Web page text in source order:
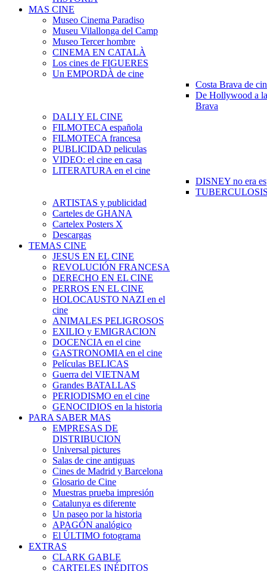
MAS CINE
Museo Cinema Paradiso
Museu Vilallonga del Camp
Museo Tercer hombre
CINEMA EN CATALÀ
Los cines de FIGUERES
Un EMPORDÀ de cine
Costa Brava de
De Hollywood a
Brava
DALI Y EL CINE
FILMOTECA española
FILMOTECA francesa
PUBLICIDAD peliculas
VIDEO: el cine en casa
LITERATURA en el cine
DISNEY no era
ARTISTAS y publicidad
Carteles de GHANA
Cartelex Posters X
Descargas
TEMAS CINE
JESUS EN EL CINE
REVOLUCIÓN FRANCESA
DERECHO EN EL CINE
PERROS EN EL CINE
HOLOCAUSTO NAZI en el
cine
ANIMALES PELIGROSOS
EXILIO y EMIGRACION
DOCENCIA en el cine
GASTRONOMIA en el cine
Películas BELICAS
Guerra del VIETNAM
Grandes BATALLAS
PERIODISMO en el cine
GENOCIDIOS en la historia
PARA SABER MAS
EMPRESAS DE
DISTRIBUCION
Universal pictures
Salas de cine antiguas
Cines de Madrid y Barcelona
Glosario de Cine
Muestras prueba impresión
Catalunya es diferente
Un paseo por la historia
APAGÓN analógico
El ÚLTIMO fotograma
EXTRAS
CLARK GABLE
CARTELES INÉDITOS